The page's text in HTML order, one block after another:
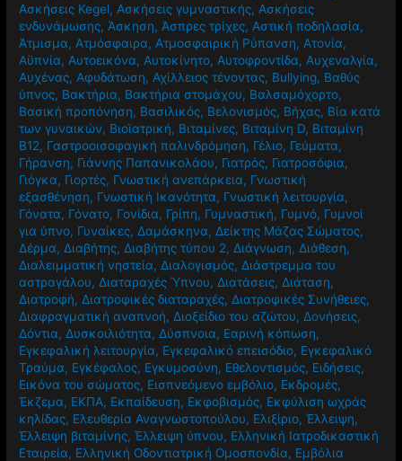
Ασκήσεις Kegel, Ασκήσεις γυμναστικής, Ασκήσεις
ενδυνάμωσης, Άσκηση, Άσπρες τρίχες, Αστική ποδηλασία,
Άτμισμα, Ατμόσφαιρα, Ατμοσφαιρική Ρύπανση, Ατονία,
Αϋπνία, Αυτοεικόνα, Αυτοκίνητο, Αυτοφροντίδα, Αυχεναλγία,
Αυχένας, Αφυδάτωση, Αχίλλειος τένοντας, Βullying, Βαθύς
ύπνος, Βακτήρια, Βακτήρια στομάχου, Βαλσαμόχορτο,
Βασική προπόνηση, Βασιλικός, Βελονισμός, Βήχας, Βία κατά
των γυναικών, Βιοϊατρική, Βιταμίνες, Βιταμίνη D, Βιταμίνη
Β12, Γαστροοισοφαγική παλινδρόμηση, Γέλιο, Γεύματα,
Γήρανση, Γιάννης Παπανικολάου, Γιατρός, Γιατροσόφια,
Γιόγκα, Γιορτές, Γνωστική ανεπάρκεια, Γνωστική
εξασθένηση, Γνωστική Ικανότητα, Γνωστική λειτουργία,
Γόνατα, Γόνατο, Γονίδια, Γρίπη, Γυμναστική, Γυμνό, Γυμνοί
για ύπνο, Γυναίκες, Δαμάσκηνα, Δείκτης Μάζας Σώματος,
Δέρμα, Διαβήτης, Διαβήτης τύπου 2, Διάγνωση, Διάθεση,
Διαλειμματική νηστεία, Διαλογισμός, Διάστρεμμα του
αστραγάλου, Διαταραχές Ύπνου, Διατάσεις, Διάταση,
Διατροφή, Διατροφικές διαταραχές, Διατροφικές Συνήθειες,
Διαφραγματική αναπνοή, Διοξείδιο του αζώτου, Δονήσεις,
Δόντια, Δυσκοιλιότητα, Δύσπνοια, Εαρινή κόπωση,
Εγκεφαλική λειτουργία, Εγκεφαλικό επεισόδιο, Εγκεφαλικό
Τραύμα, Εγκέφαλος, Εγκυμοσύνη, Εθελοντισμός, Ειδήσεις,
Εικόνα του σώματος, Εισπνεόμενο εμβόλιο, Εκδρομές,
Έκζεμα, ΕΚΠΑ, Εκπαίδευση, Εκφοβισμός, Εκφύλιση ωχράς
κηλίδας, Ελευθερία Αναγνωστοπούλου, Ελιξίριο,Έλλειψη,
Έλλειψη βιταμίνης,Έλλειψη ύπνου, Ελληνική Ιατροδικαστική
Εταιρεία, Ελληνική Οδοντιατρική Ομοσπονδία, Εμβόλια